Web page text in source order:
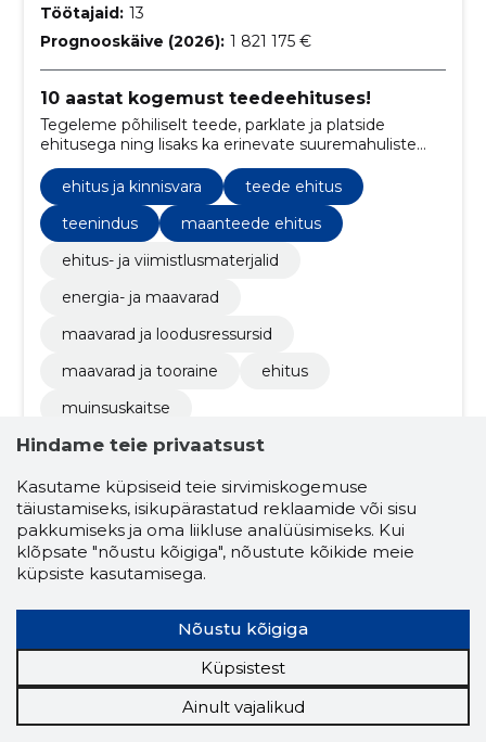
Töötajaid: 13
Prognooskäive (2026): 1 821 175 €
10 aastat kogemust teedeehituses!
Tegeleme põhiliselt teede, parklate ja platside
ehitusega ning lisaks ka erinevate suuremahuliste
kaeve- ja pinnasetöödega.
ehitus ja kinnisvara
teede ehitus
teenindus
maanteede ehitus
ehitus- ja viimistlusmaterjalid
energia- ja maavarad
maavarad ja loodusressursid
maavarad ja tooraine
ehitus
muinsuskaitse
avalikult kasutatavate teede korrashoid
ehitamine
graniidist täringukivid
graniidist äärekivid
graniidist trepiastmed
graniitplaadid (välitingimustesse)
parklate ja parkide ehitus
spordiväljakute ehitus
Hindame teie privaatsust
Kasutame küpsiseid teie sirvimiskogemuse
täiustamiseks, isikupärastatud reklaamide või sisu
pakkumiseks ja oma liikluse analüüsimiseks. Kui
klõpsate "nõustu kõigiga", nõustute kõikide meie
küpsiste kasutamisega.
Nõustu kõigiga
Küpsistest
Ainult vajalikud